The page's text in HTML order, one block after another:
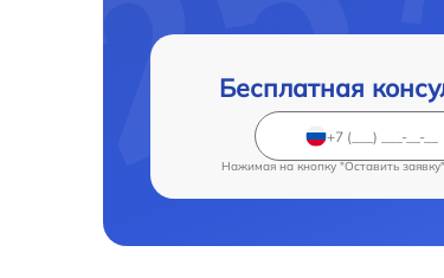
Бесплатная
Нажимая на кнопку "Оставить